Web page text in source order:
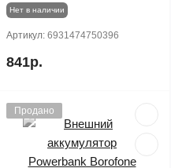
Нет в наличии
Артикул: 6931474750396
841р.
Продано